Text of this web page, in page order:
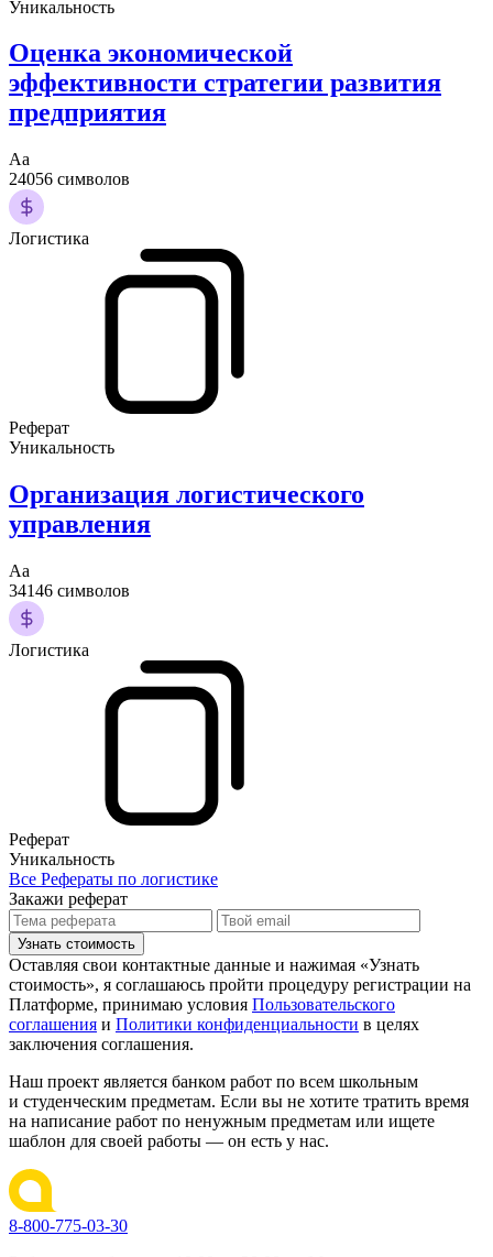
Уникальность
Оценка экономической
эффективности стратегии развития
предприятия
Аа
24056 символов
Логистика
Реферат
Уникальность
Организация логистического
управления
Аа
34146 символов
Логистика
Реферат
Уникальность
Все Рефераты по логистике
Закажи реферат
Узнать стоимость
Оставляя свои контактные данные и нажимая «Узнать
стоимость», я соглашаюсь пройти процедуру регистрации на
Платформе, принимаю условия Пользовательского
соглашения и Политики конфиденциальности в целях
заключения соглашения.
Наш проект является банком работ по всем школьным
и студенческим предметам. Если вы не хотите тратить время
на написание работ по ненужным предметам или ищете
шаблон для своей работы — он есть у нас.
8-800-775-03-30